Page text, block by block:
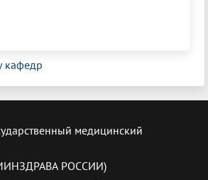
кафедр
медицинский
РОССИИ)